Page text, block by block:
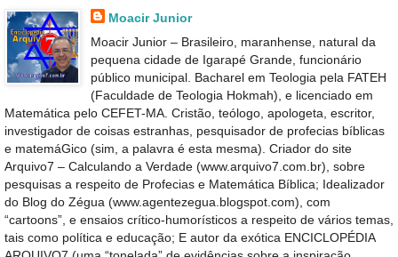
Moacir Junior
Moacir Junior – Brasileiro, maranhense, natural da
pequena cidade de Igarapé Grande, funcionário
público municipal. Bacharel em Teologia pela FATEH
(Faculdade de Teologia Hokmah), e licenciado em
Matemática pelo CEFET-MA. Cristão, teólogo, apologeta, escritor,
investigador de coisas estranhas, pesquisador de profecias bíblicas
e matemáGico (sim, a palavra é esta mesma). Criador do site
Arquivo7 – Calculando a Verdade (www.arquivo7.com.br), sobre
pesquisas a respeito de Profecias e Matemática Bíblica; Idealizador
do Blog do Zégua (www.agentezegua.blogspot.com), com
“cartoons”, e ensaios crítico-humorísticos a respeito de vários temas,
tais como política e educação; E autor da exótica ENCICLOPÉDIA